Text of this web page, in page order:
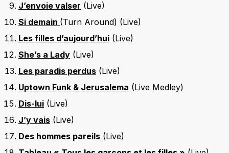
J’envoie valser (Live)
Si demain (Turn Around) (Live)
Les filles d’aujourd’hui (Live)
She’s a Lady (Live)
Les paradis perdus (Live)
Uptown Funk & Jerusalema (Live Medley)
Dis-lui (Live)
J’y vais (Live)
Des hommes pareils (Live)